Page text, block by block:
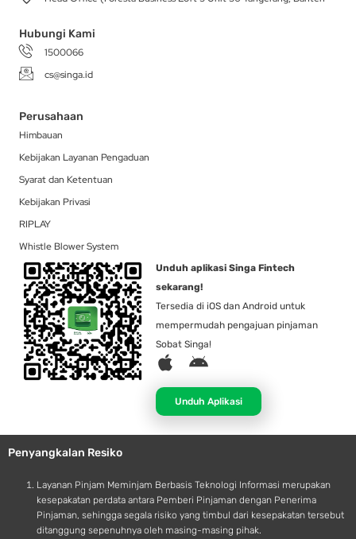
Hubungi Kami
1500066
cs@singa.id
Perusahaan
Himbauan
Kebijakan Layanan Pengaduan
Syarat dan Ketentuan
Kebijakan Privasi
RIPLAY
Whistle Blower System
Unduh aplikasi Singa Fintech
sekarang!
Tersedia di iOS dan Android untuk
mempermudah pengajuan pinjaman
Sobat Singa!
A
p
l
e
A
d
r
o
d
Unduh Aplikasi
Penyangkalan Resiko
Layanan Pinjam Meminjam Berbasis Teknologi Informasi merupakan
kesepakatan perdata antara Pemberi Pinjaman dengan Penerima
Pinjaman, sehingga segala risiko yang timbul dari kesepakatan tersebut
ditanggung sepenuhnya oleh masing-masing pihak.